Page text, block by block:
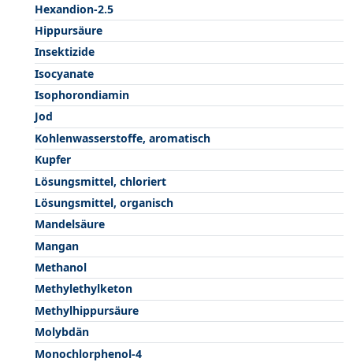
Hexandion-2.5
Hippursäure
Insektizide
Isocyanate
Isophorondiamin
Jod
Kohlenwasserstoffe, aromatisch
Kupfer
Lösungsmittel, chloriert
Lösungsmittel, organisch
Mandelsäure
Mangan
Methanol
Methylethylketon
Methylhippursäure
Molybdän
Monochlorphenol-4